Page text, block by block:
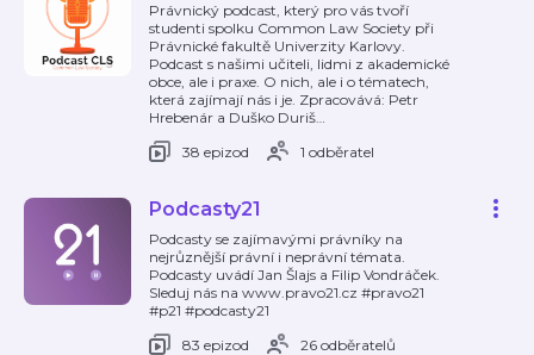
Právnický podcast, který pro vás tvoří
studenti spolku Common Law Society při
Právnické fakultě Univerzity Karlovy.
Podcast s našimi učiteli, lidmi z akademické
obce, ale i praxe. O nich, ale i o tématech,
která zajímají nás i je. Zpracovává: Petr
Hrebenár a Duško Duriš…
38 epizod
1 odběratel
Podcasty21
Podcasty se zajímavými právníky na
nejrůznější právní i neprávní témata.
Podcasty uvádí Jan Šlajs a Filip Vondráček.
Sleduj nás na www.pravo21.cz #pravo21
#p21 #podcasty21
83 epizod
26 odběratelů